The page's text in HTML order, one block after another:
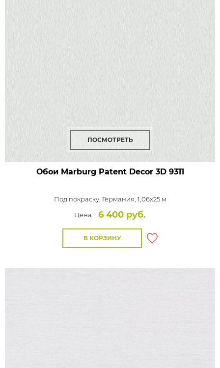
ПОСМОТРЕТЬ
Обои Marburg Patent Decor 3D9311
Под покраску, Германия, 1,06x25 м
Цена:
6 400 руб.
В КОРЗИНУ